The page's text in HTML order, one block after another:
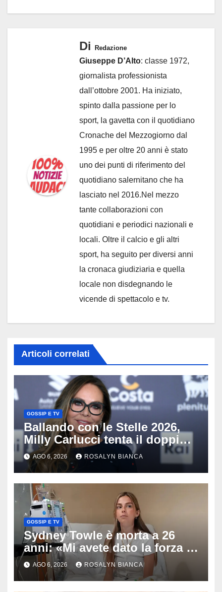
Di Redazione
Giuseppe D’Alto: classe 1972,
giornalista professionista
dall’ottobre 2001. Ha iniziato,
spinto dalla passione per lo
sport, la gavetta con il quotidiano
Cronache del Mezzogiorno dal
1995 e per oltre 20 anni è stato
uno dei punti di riferimento del
quotidiano salernitano che ha
lasciato nel 2016.Nel mezzo
tante collaborazioni con
quotidiani e periodici nazionali e
locali. Oltre il calcio e gli altri
sport, ha seguito per diversi anni
la cronaca giudiziaria e quella
locale non disdegnando le
vicende di spettacolo e tv.
Articoli correlati
GOSSIP E TV
Ballando con le Stelle 2026,
Milly Carlucci tenta il doppio
colpo: tra i papabili Ornella
Muti e Monica Guerritore
AGO 6, 2026 ROSALYN BIANCA
GOSSIP E TV
Sydney Towle è morta a 26
anni: «Mi avete dato la forza di
andare avanti», l’ultimo
messaggio dell’influencer
commuove i fan
AGO 6, 2026 ROSALYN BIANCA